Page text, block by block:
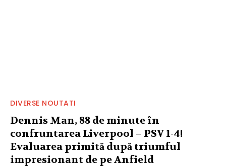
DIVERSE NOUTATI
Dennis Man, 88 de minute în
confruntarea Liverpool – PSV 1-4!
Evaluarea primită după triumful
impresionant de pe Anfield